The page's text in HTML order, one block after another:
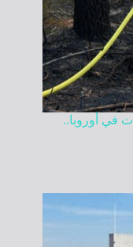
في أوروبا..